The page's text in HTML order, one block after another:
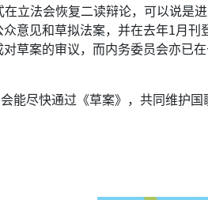
立法会恢复二读辩论，可以说是
意见和草拟法案，并在去年1月刊
草案的审议，而内务委员会亦已
能尽快通过《草案》，共同维护